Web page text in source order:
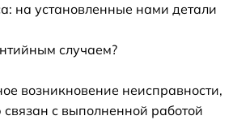
на установленные нами детали
случаем?
возникновение неисправности,
с выполненной работой